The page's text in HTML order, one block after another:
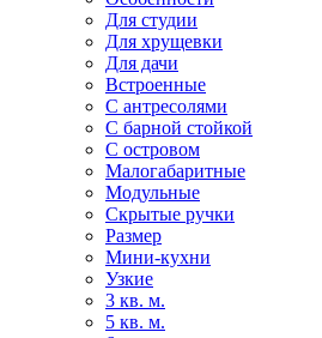
Для студии
Для хрущевки
Для дачи
Встроенные
С антресолями
С барной стойкой
С островом
Малогабаритные
Модульные
Скрытые ручки
Размер
Мини-кухни
Узкие
3 кв. м.
5 кв. м.